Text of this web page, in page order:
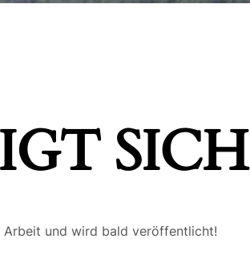
SICH
Arbeit und wird bald veröffentlicht!